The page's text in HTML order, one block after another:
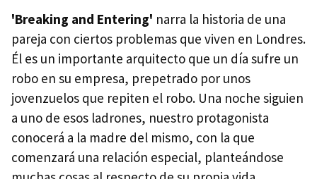
'Breaking and Entering' narra la historia de una
pareja con ciertos problemas que viven en Londres.
Él es un importante arquitecto que un día sufre un
robo en su empresa, prepetrado por unos
jovenzuelos que repiten el robo. Una noche siguien
a uno de esos ladrones, nuestro protagonista
conocerá a la madre del mismo, con la que
comenzará una relación especial, planteándose